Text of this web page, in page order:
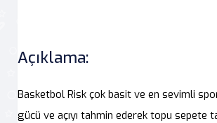
Açıklama:
Basketbol Risk çok basit ve en sevimli
gücü ve açıyı tahmin ederek topu sepete